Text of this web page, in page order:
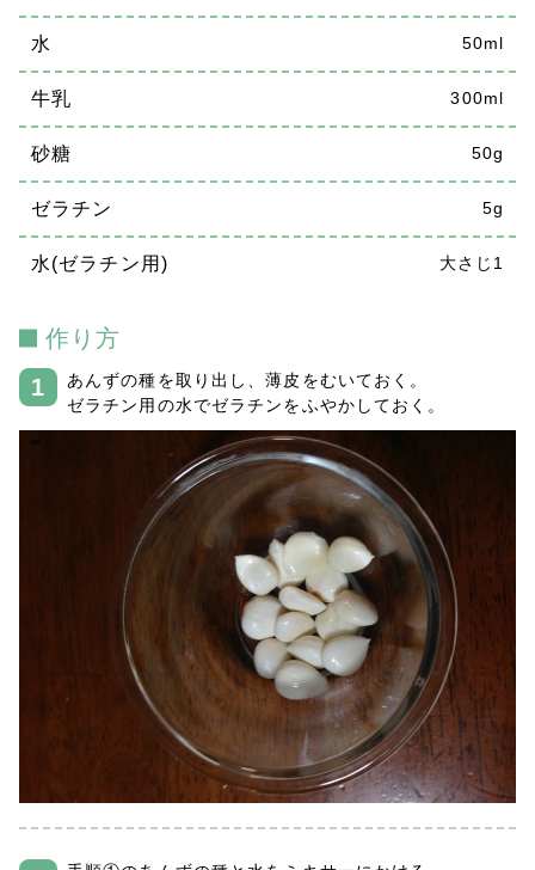
水 50ml
牛乳 300ml
砂糖 50g
ゼラチン 5g
水(ゼラチン用) 大さじ1
作り方
あんずの種を取り出し、薄皮をむいておく。
ゼラチン用の水でゼラチンをふやかしておく。